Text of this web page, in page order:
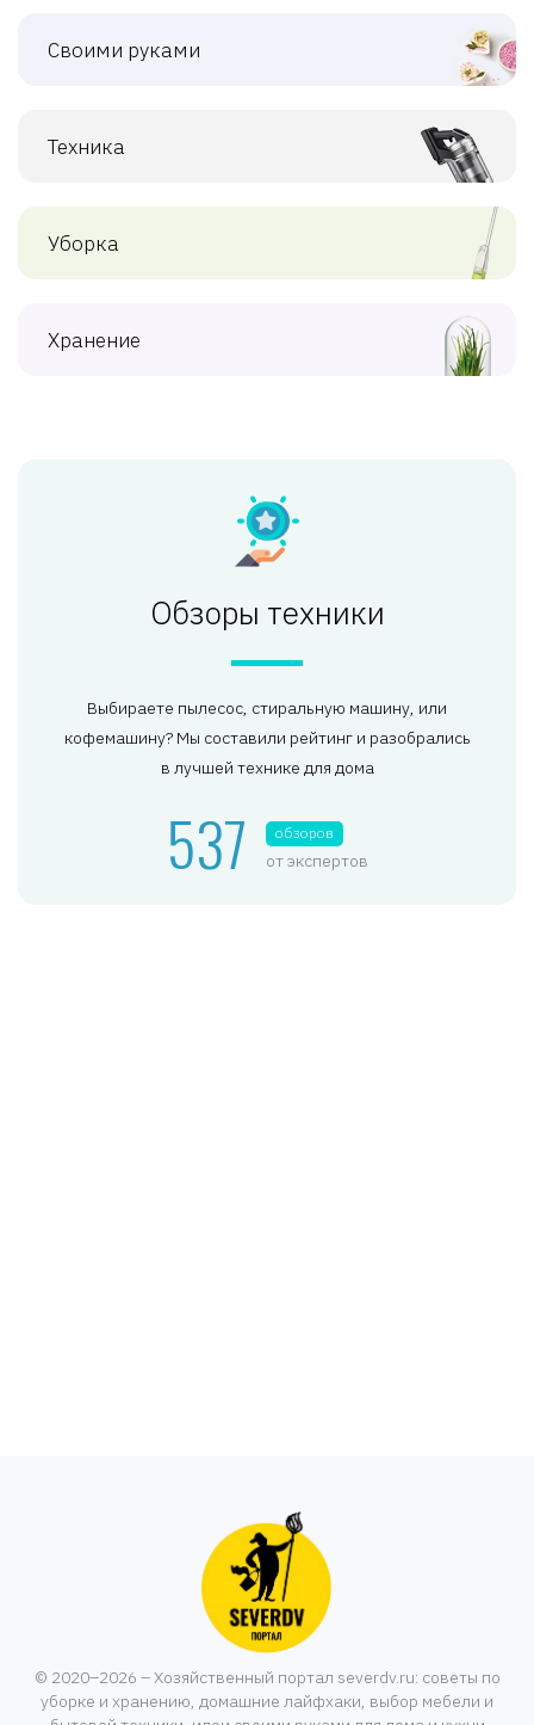
Своими руками
Техника
Уборка
Хранение
Обзоры техники
Выбираете пылесос, стиральную машину, или
кофемашину? Мы составили рейтинг и разобрались
в лучшей технике для дома
537 обзоров
от экспертов
© 2020–2026 – Хозяйственный портал severdv.ru: советы по
уборке и хранению, домашние лайфхаки, выбор мебели и